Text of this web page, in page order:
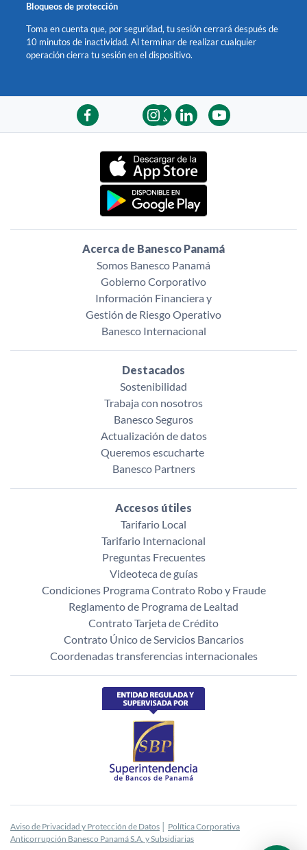
Bloqueos de protección
Toma en cuenta que, por seguridad, tu sesión cerrará después de
10 minutos de inactividad. Al terminar de realizar cualquier
operación cierra tu sesión en el dispositivo.
Acerca de Banesco Panamá
Somos Banesco Panamá
Gobierno Corporativo
Información Financiera y
Gestión de Riesgo Operativo
Banesco Internacional
Destacados
Sostenibilidad
Trabaja con nosotros
Banesco Seguros
Actualización de datos
Queremos escucharte ‌
Banesco Partners
Accesos útiles
Tarifario Local
Tarifario Internacional
Preguntas Frecuentes
Videoteca de guías
Condiciones Programa Contrato Robo y Fraude
Reglamento de Programa de Lealtad
Contrato Tarjeta de Crédito
Contrato Único de Servicios Bancarios
Coordenadas transferencias internacionales
Aviso de Privacidad y Protección de Datos
Política Corporativa
Anticorrupción Banesco Panamá S.A. y Subsidiarias